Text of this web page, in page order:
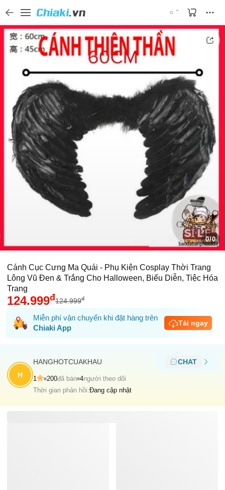
0/0
Cánh Cục Cưng Ma Quái - Phụ Kiện Cosplay Thời Trang
Lông Vũ Đen & Trắng Cho Halloween, Biểu Diễn, Tiệc Hóa
Trang
124.999đ124.999đ
Miễn phí vận chuyển khi đặt hàng trên
Chiaki App
Tải ngay
H
HANGHOTCUAKHAU CHAT
1 200đã bán 4người theo dõi
Thời gian phản hồi:Đang cập nhật